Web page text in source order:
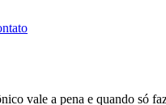
vale a pena e quando só